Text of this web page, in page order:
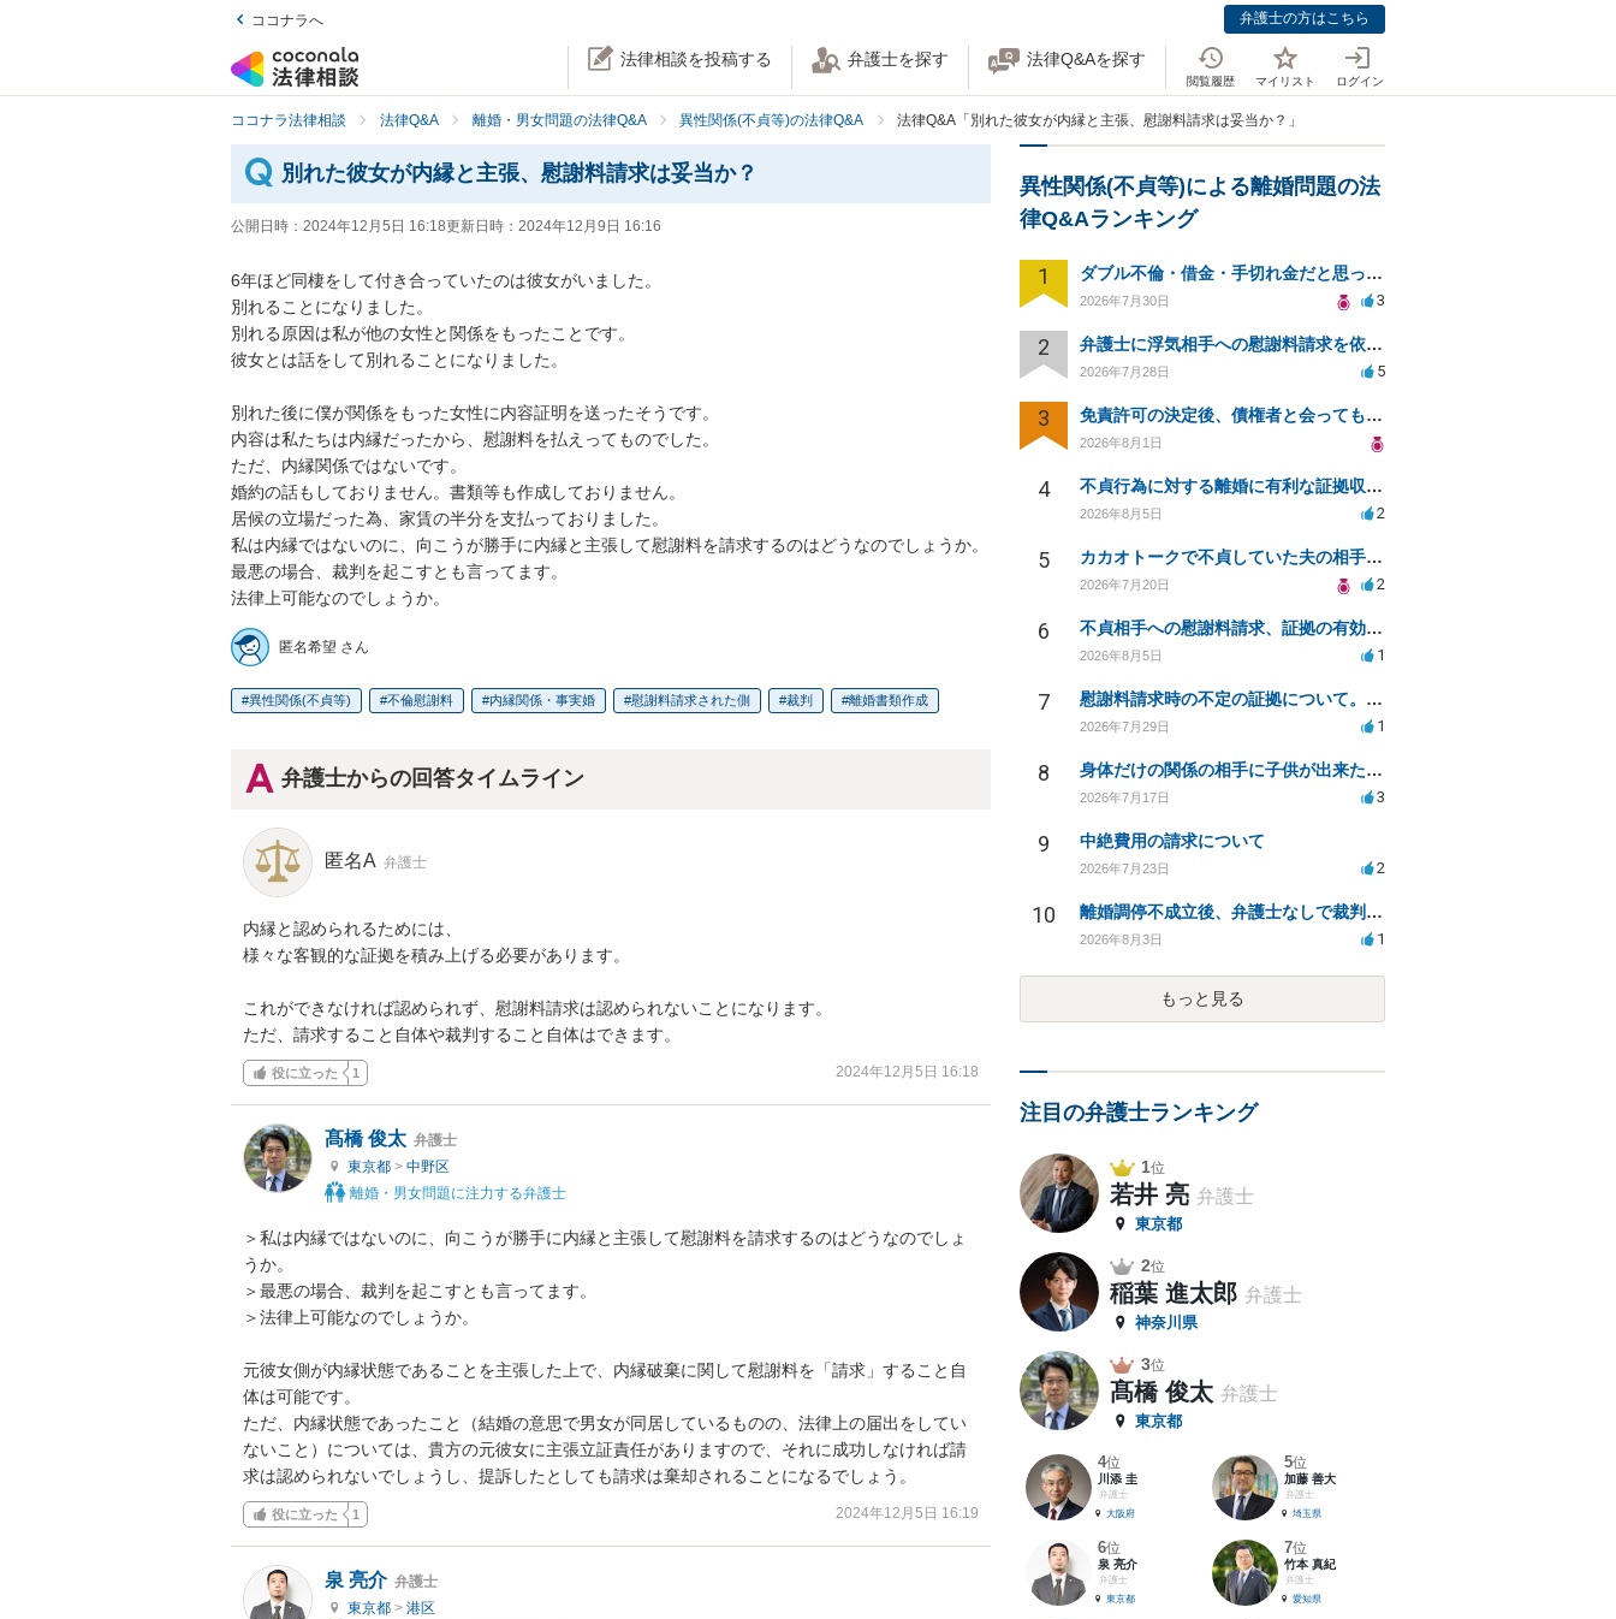
ココナラへ 弁護士の方はこちら
法律相談を投稿する 弁護士を探す 法律Q&Aを探す
閲覧履歴 マイリスト ログイン
ココナラ法律相談 法律Q&A 離婚・男女問題の法律Q&A 異性関係(不貞等)の法律Q&A 法律Q&A「別れた彼女が内縁と主張、慰謝料請求は妥当か？」
別れた彼女が内縁と主張、慰謝料請求は妥当か？
公開日時： 2024年12月5日 16:18更新日時： 2024年12月9日 16:16
6年ほど同棲をして付き合っていたのは彼女がいました。
別れることになりました。
別れる原因は私が他の女性と関係をもったことです。
彼女とは話をして別れることになりました。
別れた後に僕が関係をもった女性に内容証明を送ったそうです。
内容は私たちは内縁だったから、慰謝料を払えってものでした。
ただ、内縁関係ではないです。
婚約の話もしておりません。書類等も作成しておりません。
居候の立場だった為、家賃の半分を支払っておりました。
私は内縁ではないのに、向こうが勝手に内縁と主張して慰謝料を請求するのはどうなのでしょうか。
最悪の場合、裁判を起こすとも言ってます。
法律上可能なのでしょうか。
匿名希望 さん
異性関係(不貞等) 不倫慰謝料 内縁関係・事実婚 慰謝料請求された側 裁判 離婚書類作成
弁護士からの回答タイムライン
匿名A 弁護士
内縁と認められるためには、
様々な客観的な証拠を積み上げる必要があります。
これができなければ認められず、慰謝料請求は認められないことになります。
ただ、請求すること自体や裁判すること自体はできます。
役に立った 1 2024年12月5日 16:18
髙橋 俊太 弁護士
東京都 > 中野区
離婚・男女問題に注力する弁護士
＞私は内縁ではないのに、向こうが勝手に内縁と主張して慰謝料を請求するのはどうなのでしょ
うか。
＞最悪の場合、裁判を起こすとも言ってます。
＞法律上可能なのでしょうか。
元彼女側が内縁状態であることを主張した上で、内縁破棄に関して慰謝料を「請求」すること自
体は可能です。
ただ、内縁状態であったこと（結婚の意思で男女が同居しているものの、法律上の届出をしてい
ないこと）については、貴方の元彼女に主張立証責任がありますので、それに成功しなければ請
求は認められないでしょうし、提訴したとしても請求は棄却されることになるでしょう。
役に立った 1 2024年12月5日 16:19
泉 亮介 弁護士
東京都 > 港区
異性関係(不貞等)による離婚問題の法
律Q&Aランキング
1 ダブル不倫・借金・手切れ金だと思っていたお金を1年後いまさら脅迫罪として通知書が来てまとめて請求
2026年7月30日 3
2 弁護士に浮気相手への慰謝料請求を依頼する費用相場は？
2026年7月28日 5
3 免責許可の決定後、債権者と会ってもいいのか？
2026年8月1日
4 不貞行為に対する離婚に有利な証拠収集方法と法的手続きについて
2026年8月5日 2
5 カカオトークで不貞していた夫の相手を特定したい
2026年7月20日 2
6 不貞相手への慰謝料請求、証拠の有効性と対応方法は？
2026年8月5日 1
7 慰謝料請求時の不定の証拠について。効力があるのか知りたい。
2026年7月29日 1
8 身体だけの関係の相手に子供が出来たと言われ認知、養育費を要求されているが自身の子供か分からない
2026年7月17日 3
9 中絶費用の請求について
2026年7月23日 2
10 離婚調停不成立後、弁護士なしで裁判を進める方法は？
2026年8月3日 1
もっと見る
注目の弁護士ランキング
1位
若井 亮 弁護士
東京都
2位
稲葉 進太郎 弁護士
神奈川県
3位
髙橋 俊太 弁護士
東京都
4位
川添 圭
弁護士
大阪府
5位
加藤 善大
弁護士
埼玉県
6位
泉 亮介
弁護士
東京都
7位
竹本 真紀
弁護士
愛知県